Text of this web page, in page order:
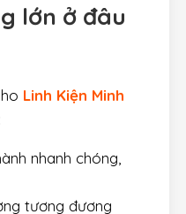
lớn ở đâu
Linh Kiện Minh
nhanh chóng,
tương đương